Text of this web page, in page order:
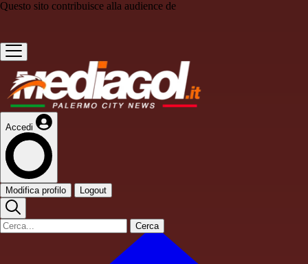
Questo sito contribuisce alla audience de
Accedi
Modifica profilo Logout
Cerca